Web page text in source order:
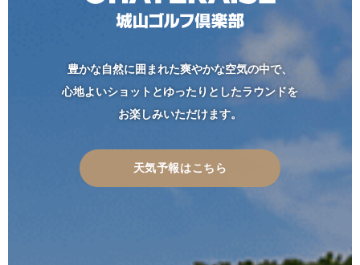
豊かな自然に囲まれた爽やかな空気の中で、
心地よいショットとゆったりとしたラウンドを
お楽しみいただけます。
天気予報はこちら